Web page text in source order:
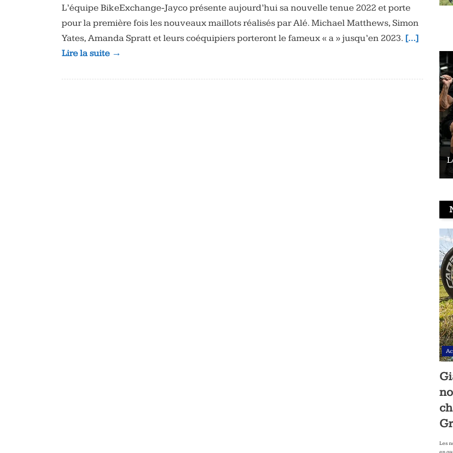
L’équipe BikeExchange-Jayco présente aujourd’hui sa nouvelle tenue 2022 et porte
pour la première fois les nouveaux maillots réalisés par Alé. Michael Matthews, Simon
Yates, Amanda Spratt et leurs coéquipiers porteront le fameux « a » jusqu’en 2023. […]
Lire la suite →
Les